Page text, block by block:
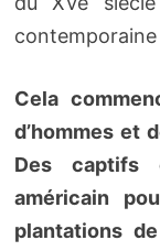
Cela
d’hommes et
Des captifs
américain
plantations